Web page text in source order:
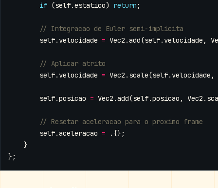
if (self.estatico) return ;
self. velocidade = Vec2 .add(self. velocidade ,
self. velocidade = Vec2 . scale(self. velocidade ,
self.posicao = Vec2 .add(self.posicao , Vec2 .
self.aceleracao =
.{};
}
};